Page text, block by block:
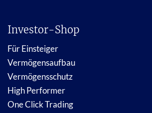
Investor-Shop
Für Einsteiger
Vermögensaufbau
Vermögensschutz
High Performer
One Click Trading